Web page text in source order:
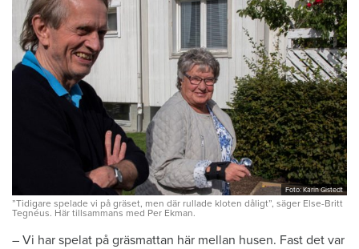
Foto: Karin Gistedt
”Tidigare spelade vi på gräset, men där rullade kloten dåligt”, säger Else-Britt
Tegnéus. Här tillsammans med Per Ekman.
– Vi har spelat på gräsmattan här mellan husen. Fast det var